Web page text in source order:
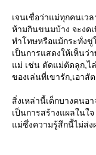
เจนเชื่อว่าแม่ทุกคนเว
ห้ามกินขนมบ้าง จะงด
ทำโทษหรือแม้กระทั่งขู่
เป็นการแสดงให้เห็นว่
ม่ เช่น ตัดแม่ตัดลูก,ไล่
ของเล่นที่เขารัก,เอา
สิ่งเหล่านี้เด็กบางคนอ
เป็นการสร้างแผลในใ
ม่ซึ่งความรู้สึกนี้ไม่ส่ง